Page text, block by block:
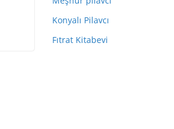
Konyalı Pilavcı
Fıtrat Kitabevi